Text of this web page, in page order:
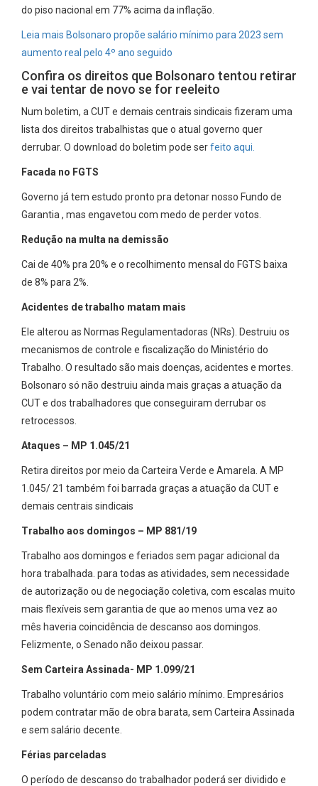
do piso nacional em 77% acima da inflação.
Leia mais Bolsonaro propõe salário mínimo para 2023 sem
aumento real pelo 4º ano seguido
Confira os direitos que Bolsonaro tentou retirar
e vai tentar de novo se for reeleito
Num boletim, a CUT e demais centrais sindicais fizeram uma
lista dos direitos trabalhistas que o atual governo quer
derrubar. O download do boletim pode serfeito aqui.
Facada no FGTS
Governo já tem estudo pronto pra detonar nosso Fundo de
Garantia , mas engavetou com medo de perder votos.
Redução na multa na demissão
Cai de 40% pra 20% e o recolhimento mensal do FGTS baixa
de 8% para 2%.
Acidentes de trabalho matam mais
Ele alterou as Normas Regulamentadoras (NRs). Destruiu os
mecanismos de controle e fiscalização do Ministério do
Trabalho. O resultado são mais doenças, acidentes e mortes.
Bolsonaro só não destruiu ainda mais graças a atuação da
CUT e dos trabalhadores que conseguiram derrubar os
retrocessos.
Ataques – MP 1.045/21
Retira direitos por meio da Carteira Verde e Amarela. A MP
1.045/ 21 também foi barrada graças a atuação da CUT e
demais centrais sindicais
Trabalho aos domingos – MP 881/19
Trabalho aos domingos e feriados sem pagar adicional da
hora trabalhada. para todas as atividades, sem necessidade
de autorização ou de negociação coletiva, com escalas muito
mais flexíveis sem garantia de que ao menos uma vez ao
mês haveria coincidência de descanso aos domingos.
Felizmente, o Senado não deixou passar.
Sem Carteira Assinada- MP 1.099/21
Trabalho voluntário com meio salário mínimo. Empresários
podem contratar mão de obra barata, sem Carteira Assinada
e sem salário decente.
Férias parceladas
O período de descanso do trabalhador poderá ser dividido e